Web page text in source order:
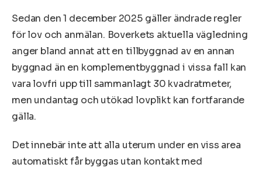
Sedan den 1 december 2025 gäller ändrade regler
för lov och anmälan. Boverkets aktuella vägledning
anger bland annat att en tillbyggnad av en annan
byggnad än en komplementbyggnad i vissa fall kan
vara lovfri upp till sammanlagt 30 kvadratmeter,
men undantag och utökad lovplikt kan fortfarande
gälla.
Det innebär inte att alla uterum under en viss area
automatiskt får byggas utan kontakt med